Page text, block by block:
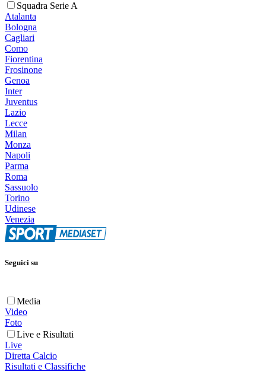
Squadra Serie A
Atalanta
Bologna
Cagliari
Como
Fiorentina
Frosinone
Genoa
Inter
Juventus
Lazio
Lecce
Milan
Monza
Napoli
Parma
Roma
Sassuolo
Torino
Udinese
Venezia
Seguici su
Media
Video
Foto
Live e Risultati
Live
Diretta Calcio
Risultati e Classifiche